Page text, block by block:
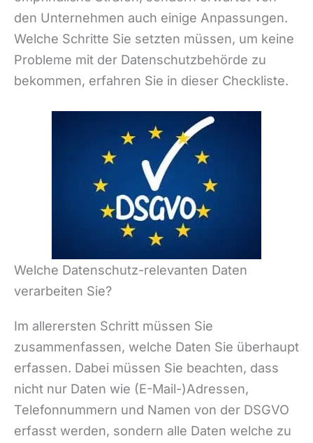
den Unternehmen auch einige Anpassungen.
Welche Schritte Sie setzten müssen, um keine
Probleme mit der Datenschutzbehörde zu
bekommen, erfahren Sie in dieser Checkliste.
Welche Datenschutz-relevanten Daten
verarbeiten Sie?
Im allerersten Schritt müssen Sie
zusammenfassen, welche Daten Sie überhaupt
erfassen. Dabei müssen Sie beachten, dass
nicht nur Daten wie (E-Mail-)Adressen,
Telefonnummern und Namen von der DSGVO
erfasst werden, sondern alle Daten welche zu